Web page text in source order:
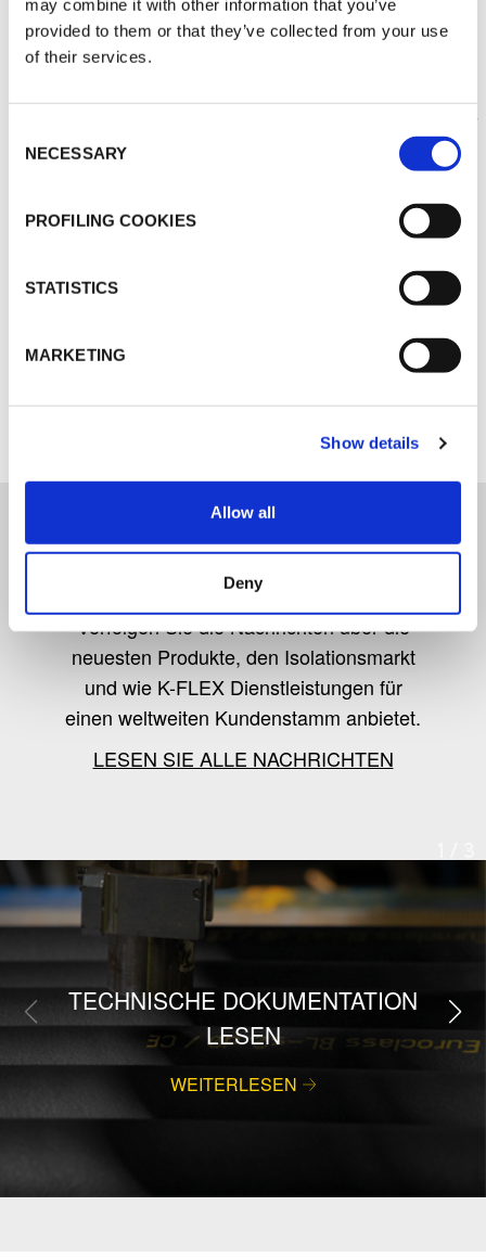
may combine it with other information that you’ve
provided to them or that they’ve collected from your use
of their services.
Selection
NECESSARY
PROFILING COOKIES
STATISTICS
MARKETING
Show details
Allow all
Deny
ENTDECKEN SIE ALLE ANWENDUNGEN
K-Flex news & stories
Verfolgen Sie die Nachrichten über die
neuesten Produkte, den Isolationsmarkt
und wie K-FLEX Dienstleistungen für
einen weltweiten Kundenstamm anbietet.
LESEN SIE ALLE NACHRICHTEN
TECHNISCHE DOKUMENTATION
LESEN
WEITERLESEN